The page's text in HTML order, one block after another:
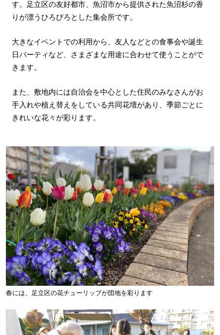
す。足立区の友好都市、魚沼市から提供された魚沼杉の香
りが漂うひろびろとした集会所です。
大きなイベントでの利用から、友人などとの食事会や誕生
日パーティなど、さまざまな用途に合わせて使うことがで
きます。
また、敷地内には自治会を中心とした住民のみなさんがお
手入れや植え替えをしている共同花壇があり、季節ごとに
きれいな花々が彩ります。
春には、足立区の花チューリップが団地を彩ります